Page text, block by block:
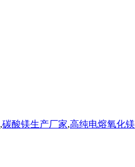
,碳酸镁生产厂家,高纯电熔氧化镁